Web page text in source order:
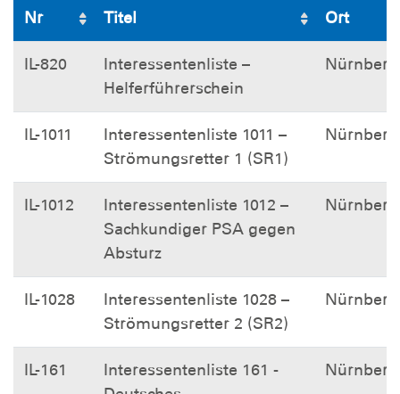
Nr Titel Ort
IL-820
Interessentenliste –
Helferführerschein
Nürnberg
IL-1011
Interessentenliste 1011 –
Strömungsretter 1 (SR1)
Nürnberg
IL-1012
Interessentenliste 1012 –
Sachkundiger PSA gegen
Absturz
Nürnberg
IL-1028
Interessentenliste 1028 –
Strömungsretter 2 (SR2)
Nürnberg
IL-161
Interessentenliste 161 -
Nürnberg